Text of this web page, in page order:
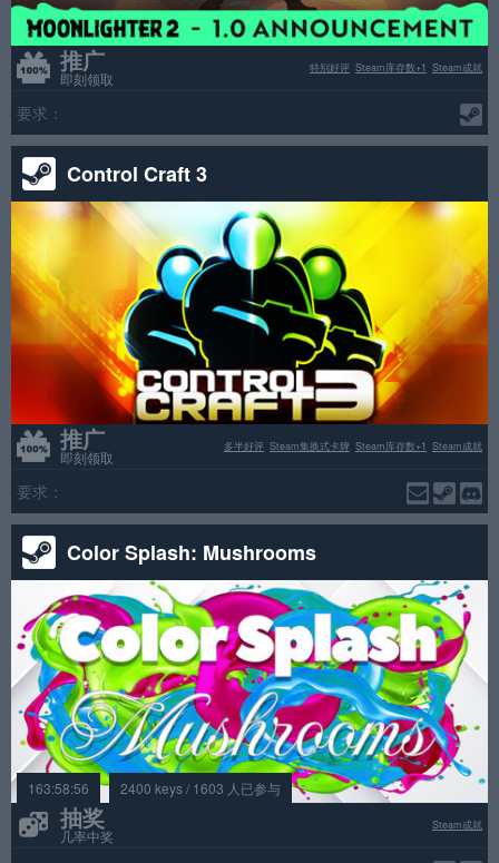
推广
即刻领取
Steam成就
Steam库存数+1
特别好评
要求：
Control Craft 3
推广
即刻领取
Steam成就
Steam库存数+1
Steam集换式卡牌
多半好评
要求：
Color Splash: Mushrooms
163:58:56 2400 keys / 1603 人已参与
抽奖
几率中奖
Steam成就